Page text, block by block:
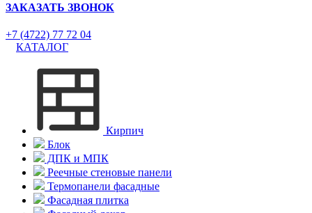
ЗАКАЗАТЬ ЗВОНОК
+7 (4722) 77 72 04
КАТАЛОГ
Кирпич
Блок
ДПК и МПК
Реечные стеновые панели
Термопанели фасадные
Фасадная плитка